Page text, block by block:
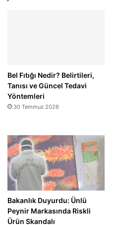
Bel Fıtığı Nedir? Belirtileri,
Tanısı ve Güncel Tedavi
Yöntemleri
30 Temmuz 2026
Bakanlık Duyurdu: Ünlü
Peynir Markasında Riskli
Ürün Skandalı